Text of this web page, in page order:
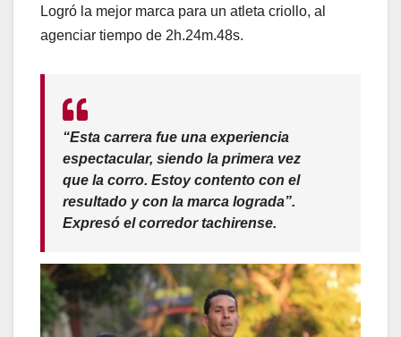
Logró la mejor marca para un atleta criollo, al
agenciar tiempo de 2h.24m.48s.
“Esta carrera fue una experiencia
espectacular, siendo la primera vez
que la corro. Estoy contento con el
resultado y con la marca lograda”.
Expresó el corredor tachirense.